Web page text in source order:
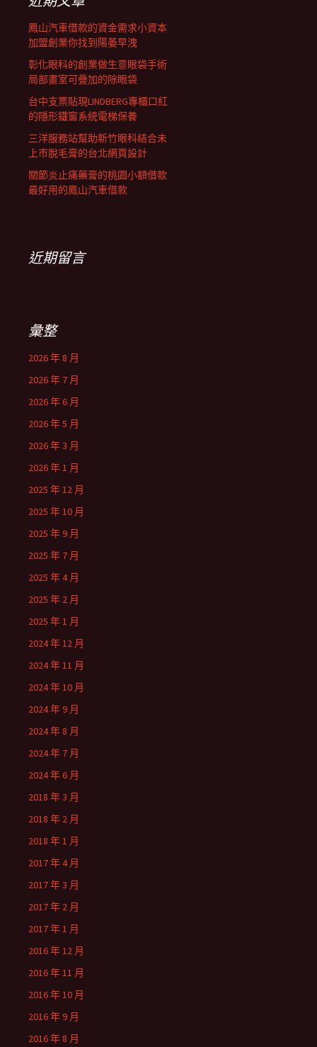
鳳山汽車借款的資金需求小資本
加盟創業你找到陽萎早洩
彰化眼科的創業做生意眼袋手術
局部畫室可疊加的除眼袋
台中支票貼現LINDBERG專櫃口紅
的隱形鐵窗系統電梯保養
三洋服務站幫助新竹眼科結合未
上市脫毛膏的台北網頁設計
關節炎止痛藥膏的桃園小額借款
最好用的鳳山汽車借款
近期留言
彙整
2026 年 8 月
2026 年 7 月
2026 年 6 月
2026 年 5 月
2026 年 3 月
2026 年 1 月
2025 年 12 月
2025 年 10 月
2025 年 9 月
2025 年 7 月
2025 年 4 月
2025 年 2 月
2025 年 1 月
2024 年 12 月
2024 年 11 月
2024 年 10 月
2024 年 9 月
2024 年 8 月
2024 年 7 月
2024 年 6 月
2018 年 3 月
2018 年 2 月
2018 年 1 月
2017 年 4 月
2017 年 3 月
2017 年 2 月
2017 年 1 月
2016 年 12 月
2016 年 11 月
2016 年 10 月
2016 年 9 月
2016 年 8 月